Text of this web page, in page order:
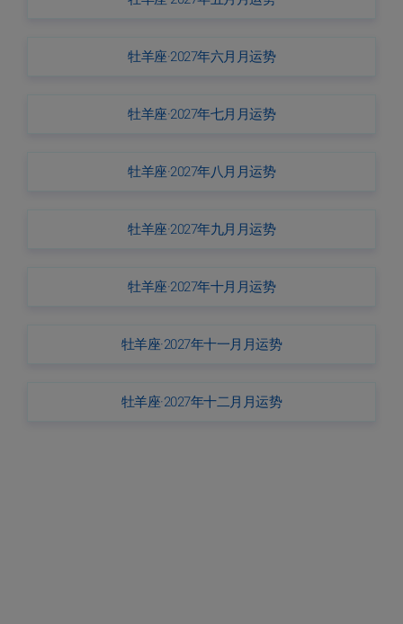
牡羊座·2027年六月月运势
牡羊座·2027年七月月运势
牡羊座·2027年八月月运势
牡羊座·2027年九月月运势
牡羊座·2027年十月月运势
牡羊座·2027年十一月月运势
牡羊座·2027年十二月月运势